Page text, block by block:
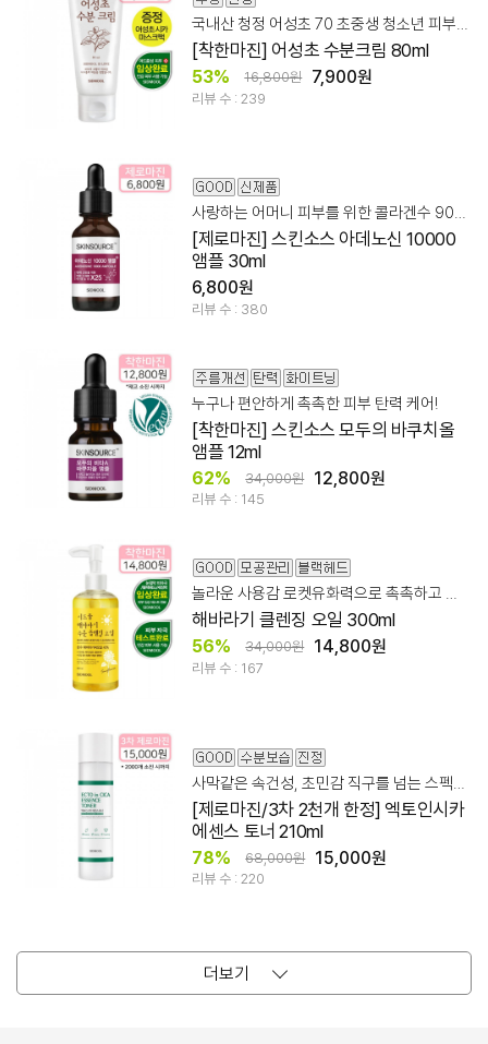
국내산 청정 어성초 70 초중생 청소년 피부 고민부터 진정 수딩 케어!
[착한마진] 어성초 수분크림 80ml
53% 16,800원 7,900원
리뷰 수 : 239
사랑하는 어머니 피부를 위한 콜라겐수 90% + 아데노신 앰플
[제로마진] 스킨소스 아데노신 10000
앰플 30ml
6,800원
리뷰 수 : 380
누구나 편안하게 촉촉한 피부 탄력 케어!
[착한마진] 스킨소스 모두의 바쿠치올
앰플 12ml
62% 34,000원 12,800원
리뷰 수 : 145
놀라운 사용감 로켓유화력으로 촉촉하고 깔끔한 클렌징!
해바라기 클렌징 오일 300ml
56% 34,000원 14,800원
리뷰 수 : 167
사막같은 속건성, 초민감 직구를 넘는 스펙&가성비!
[제로마진/3차 2천개 한정] 엑토인시카
에센스 토너 210ml
78% 68,000원 15,000원
리뷰 수 : 220
더보기